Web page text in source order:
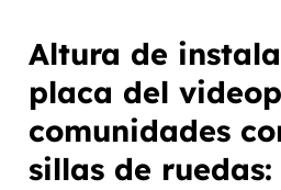
Altura de
placa del
comunidades
sillas de ruedas: